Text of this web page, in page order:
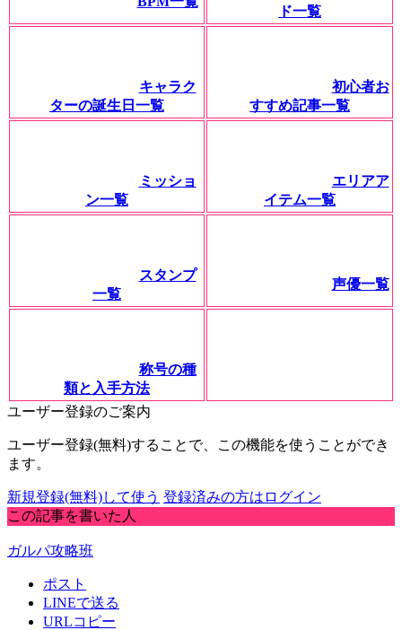
ド一覧
キャラク
ターの誕生日一覧
初心者お
すすめ記事一覧
ミッショ
ン一覧
エリアア
イテム一覧
スタンプ
一覧
声優一覧
称号の種
類と入手方法
ユーザー登録のご案内
ユーザー登録(無料)することで、この機能を使うことができ
ます。
新規登録(無料)して使う 登録済みの方はログイン
この記事を書いた人
ガルパ攻略班
ポスト
LINEで送る
URLコピー